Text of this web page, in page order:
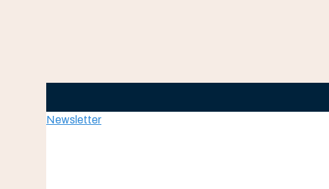
Newsletter